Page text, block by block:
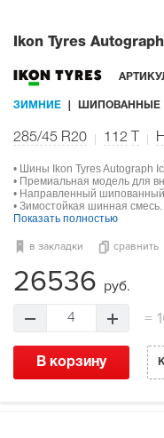
Ikon Tyres
ЗИМНИЕ ШИПОВАННЫЕ
285/45 R20 112
• Шины Ikon Tyres Autograph
• Премиальная модель для
• Направленный
• Зимостойкая шинная смесь.
Показать полностью
в закладки сравнить
26536 руб.
4 =
В корзину